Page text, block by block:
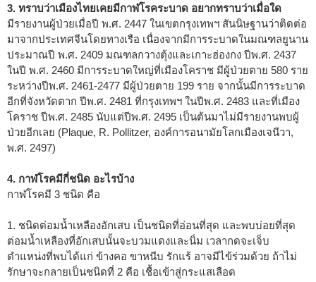
3. ทราบว่าเมืองไทยเคยมีกาฬโรคระบาด อยากทราบว่าเมื่อใด
มีรายงานผู้ป่วยเมื่อปี พ.ศ. 2447 ในเขตกรุงเทพฯ สันนิษฐานว่าติดต่อ
มาจากประเทศจีนโดยทางเรือ เนื่องจากมีการระบาดในมณฑลยูนาน
ประมาณปี พ.ศ. 2409 มณฑลกวางตุ้งและเกาะฮ่องกง ปีพ.ศ. 2437
ในปี พ.ศ. 2460 มีการระบาดใหญ่ที่เมืองโคราช มีผู้ป่วยตาย 580 ราย
ระหว่างปีพ.ศ. 2461-2477 มีผู้ป่วยตาย 199 ราย จากนั้นมีการระบาด
อีกที่จังหวัดตาก ปีพ.ศ. 2481 ที่กรุงเทพฯ ในปีพ.ศ. 2483 และที่เมือง
โคราช ปีพ.ศ. 2485 นับแต่ปีพ.ศ. 2495 เป็นต้นมาไม่มีรายงานพบผู้
ป่วยอีกเลย (Plaque, R. Pollitzer, องค์การอนามัยโลกเมืองเจนีวา,
พ.ศ. 2497)
4. กาฬโรคมีกี่ชนิด อะไรบ้าง
กาฬโรคมี 3 ชนิด คือ
1. ชนิดต่อมน้ำเหลืองอักเสบ เป็นชนิดที่อ่อนที่สุด และพบบ่อยที่สุด
ต่อมน้ำเหลืองที่อักเสบนั้นจะบวมแดงและนิ่ม เวลากดจะเจ็บ
ตำแหน่งที่พบได้แก่ ข้างคอ ขาหนีบ รักแร้ อาจมีไข้ร่วมด้วย ถ้าไม่
รักษาจะกลายเป็นชนิดที่ 2 คือ เชื้อเข้าสู่กระแสเลือด